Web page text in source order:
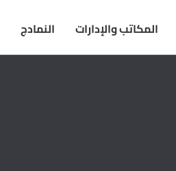
المكاتب والإدارات النمادج